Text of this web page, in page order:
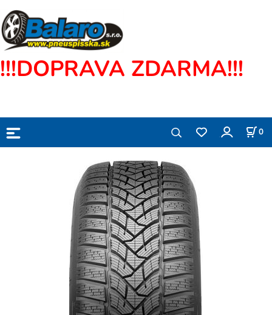
!!!DOPRAVA ZDARMA!!!
0